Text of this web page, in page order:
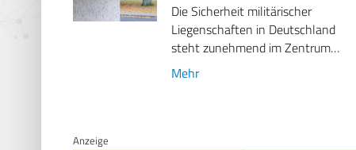
Die Sicherheit militärischer
Liegenschaften in Deutschland
steht zunehmend im Zentrum…
Mehr
Anzeige